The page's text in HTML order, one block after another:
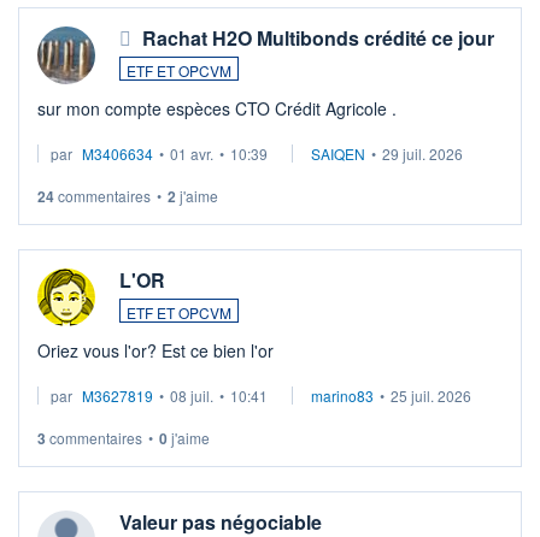
Rachat H2O Multibonds crédité ce jour
ETF ET OPCVM
sur mon compte espèces CTO Crédit Agricole .
par M3406634 • 01 avr. • 10:39 SAIQEN • 29 juil. 2026
24commentaires • 2 j'aime
L'OR
ETF ET OPCVM
Oriez vous l'or? Est ce bien l'or
par M3627819 • 08 juil. • 10:41 marino83 • 25 juil. 2026
3 commentaires • 0j'aime
Valeur pas négociable